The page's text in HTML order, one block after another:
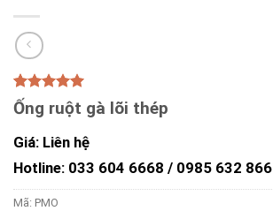
5.00trên 5
dựa trên
1
Ống ruột gà lõi thép
Giá: Liên hệ
Hotline: 033 604 6668 / 0985 632 866
Mã: PMO